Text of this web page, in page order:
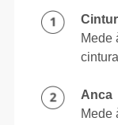
Mede
Anca
Mede